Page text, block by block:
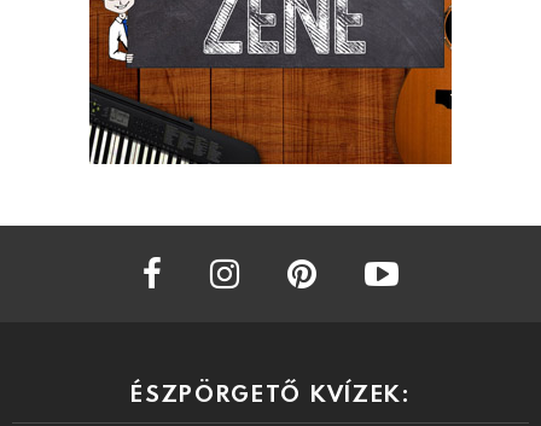
facebook instagram
ÉSZPÖRGETŐ KVÍZEK: